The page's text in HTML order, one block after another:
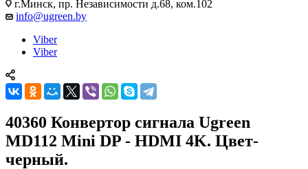
г.Минск, пр. Независимости д.68, ком.102
info@ugreen.by
Viber
Viber
40360 Конвертор сигнала Ugreen
MD112 Mini DP - HDMI 4K. Цвет-
черный.